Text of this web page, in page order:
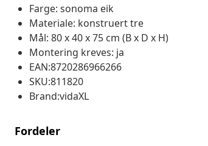
Farge: sonoma eik
Materiale: konstruert tre
Mål: 80 x 40 x 75 cm (B x D x H)
Montering kreves: ja
EAN:8720286966266
SKU:811820
Brand:vidaXL
Fordeler